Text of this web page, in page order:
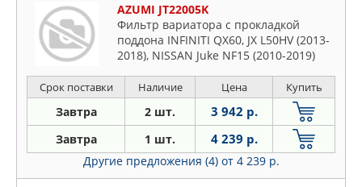
AZUMI JT22005K
Фильтр вариатора с прокладкой
поддона INFINITI QX60, JX L50HV (2013-
2018), NISSAN Juke NF15 (2010-2019)
Срок поставки Наличие Цена Купить
Завтра 2 шт. 3 942 р.
Завтра 1 шт. 4 239 р.
Другие предложения (4) от 4 239 р.